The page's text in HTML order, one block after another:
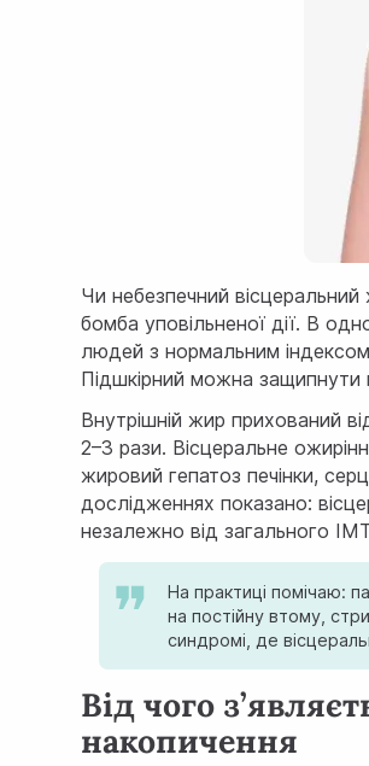
Чи небезпечний
бомба уповільненої дії. В
людей з нормальним індексом
Підшкірний можна защипнути
Внутрішній жир прихований
2–3 рази. Вісцеральне
жировий гепатоз печінки,
дослідженнях показано:
незалежно від загального
На практиці помічаю:
на постійну втому,
синдромі, де
Від чого
накопичення